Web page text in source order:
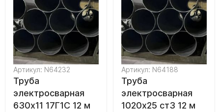
Артикул: N64232
Труба
электросварная
630х11 17Г1С 12 м
Артикул: N64188
Труба
электросварная
1020х25 ст3 12 м